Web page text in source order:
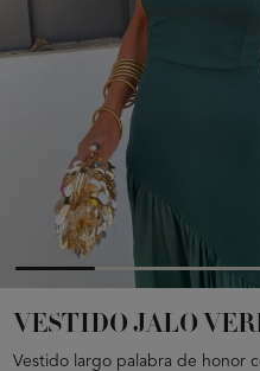
VESTIDO JALO
Vestido largo palabra de honor